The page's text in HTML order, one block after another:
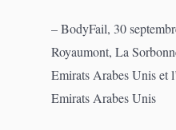
– BodyFail, 30
Royaumont, La
Emirats Arabes Unis et
Emirats Arabes Unis